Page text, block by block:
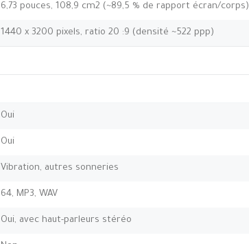
6,73 pouces, 108,9 cm2 (~89,5 % de rapport écran/corps)
1440 x 3200 pixels, ratio 20 :9 (densité ~522 ppp)
Oui
Oui
Vibration, autres sonneries
64, MP3, WAV
Oui, avec haut-parleurs stéréo